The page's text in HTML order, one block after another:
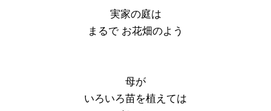
実家の庭は
まるで お花畑のよう
母が
いろいろ苗を植えては